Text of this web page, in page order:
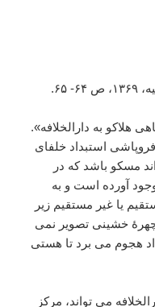
هلاکو به دارالخلافه».
استبداد خلفای
مسکو باشد که در
آورده است و به
یا غیر مستقیم زیر
چهرۀ خشینی تصویر نمی
هجوم می برد تا هستی
می تواند، مرکز